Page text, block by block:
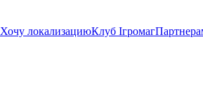
Хочу локализациюКлуб Ігромаг